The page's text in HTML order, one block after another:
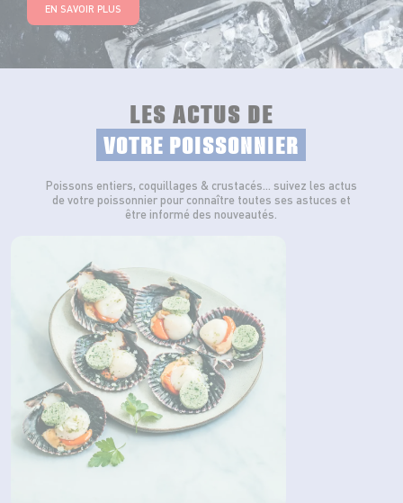
EN SAVOIR PLUS
LES ACTUS DE
VOTRE POISSONNIER
Poissons entiers, coquillages & crustacés… suivez les actus
de votre poissonnier pour connaître toutes ses astuces et
être informé des nouveautés.